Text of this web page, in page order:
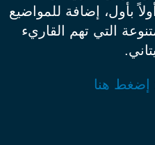
بأول، إضافة للمواضيع
التي تهم القاريء
إضغط هنا